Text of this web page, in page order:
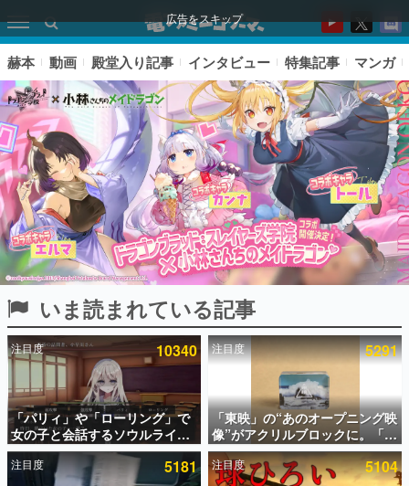
広告をスキップ
ピックアップ
電ファミのいま読まれている記事ランキング
アプリセール情報
インタビュー
連載・特集一覧
赫本 動画 殿堂入り記事 インタビュー 特集記事 マンガ
いま読まれている記事
注目度 10340
「パリィ」や「ローリング」で
女の子と会話するソウルライク
恋愛ゲーム『小早川さんはソウ
ルライク』無料公開。返事に失
注目度 5291
「東映」の“あのオープニング映
像”がアクリルブロックに。「東
映ヒストリカル グッズコレクシ
ョン」が8月下旬より発売
注目度 5181 注目度 5104